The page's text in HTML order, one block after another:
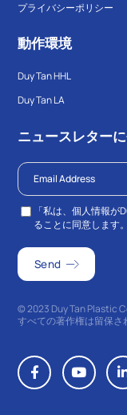
プライバシーポリシー
動作環境
Duy Tan HHL
Duy Tan LA
ニュースレター
「私は、個人情報が
ることに同意します。
© 2023 Duy Tan Plastic
すべての著作権は留保さ